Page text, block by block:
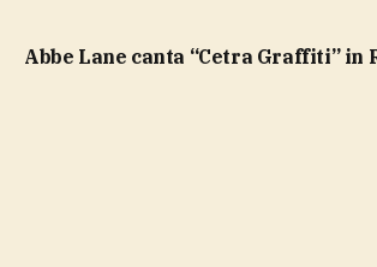
Abbe Lane canta “Cetra Graffiti” in